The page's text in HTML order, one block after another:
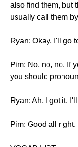
also find them, but
usually call them
Ryan: Okay, I'll go
Pim: No, no, no. If
you should
Ryan: Ah, I got it.
Pim: Good all